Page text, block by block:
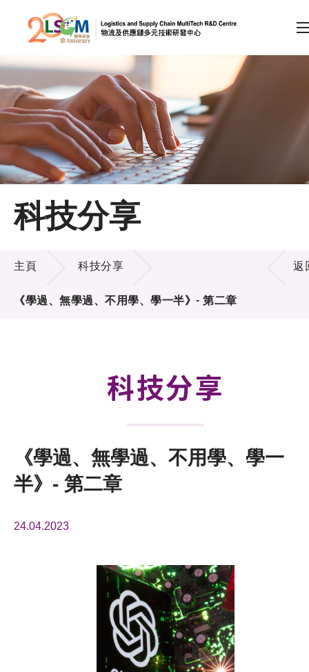
跳到內容（按回車鍵）
會員登入
A EN 繁 简
主頁
關於LSCM
技術商品化
項目及資助計劃
科技分享
科技分享
主頁 科技分享
《學過、無學過、不用學、學一半》- 第二章
返
科技分享
《學過、無學過、不用學、學一
半》- 第二章
24.04.2023